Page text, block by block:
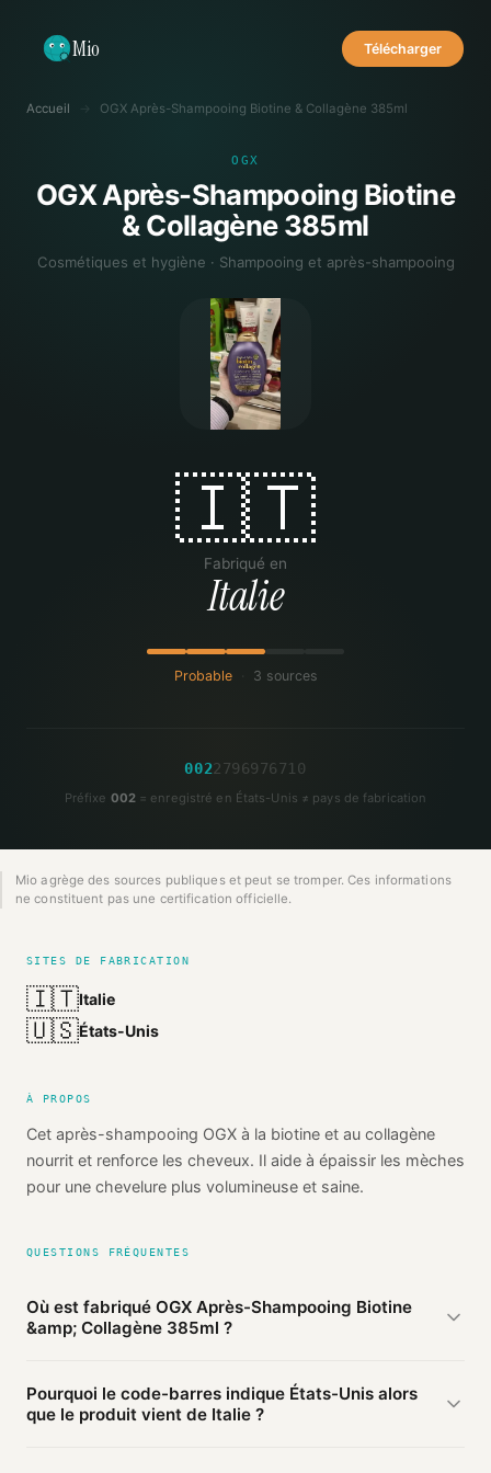
Mio Télécharger
Accueil → OGX Après-Shampooing Biotine & Collagène 385ml
OGX
OGX Après-Shampooing Biotine
& Collagène 385ml
Cosmétiques et hygiène · Shampooing et après-shampooing
🇮🇹
Fabriqué en
Italie
Probable 3 sources
00227969767 1 0
Préfixe 002= enregistré en États-Unis ≠ pays de fabrication
Mio agrège des sources publiques et peut se tromper. Ces informations
ne constituent pas une certification officielle.
SITES DE FABRICATION
🇮🇹Italie
🇺🇸États-Unis
À PROPOS
Cet après-shampooing OGX à la biotine et au collagène
nourrit et renforce les cheveux. Il aide à épaissir les mèches
pour une chevelure plus volumineuse et saine.
QUESTIONS FRÉQUENTES
Où est fabriqué OGX Après-Shampooing Biotine
&amp; Collagène 385ml ?
Après-Shampooing Biotine & Collagène 385ml de OGX est
fabriqué enItalie(probable). Cette information est basée
Pourquoi le code-barres indique États-Unis alors
que le produit vient de Italie ?